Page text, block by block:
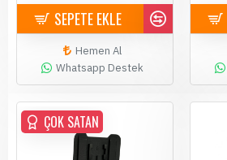
SEPETE EKLE
Hemen Al
Whatsapp Destek
ÇOK SATAN